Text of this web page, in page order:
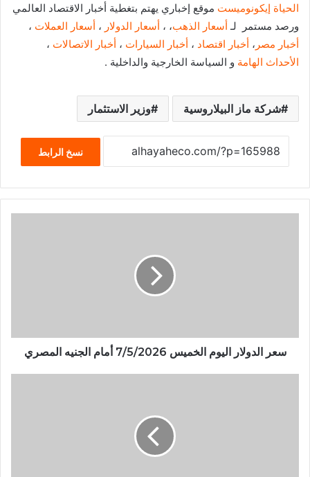
الحياة إيكونوميست موقع إخباري يهتم بتغطية أخبار الاقتصاد العالمي
ورصد مستمر لـأسعار الذهب، ، أسعار الدولار ، أسعار العملات ،
أخبار مصر ، أخبار اقتصاد ، أخبار السيارات ، أخبار الاتصالات ،
الأحداث الهامة و السياسة الخارجية والداخلية .
شركة ماز البيلاروسية وزير الاستثمار
نسخ الرابط
سعر الدولار اليوم الخميس 7/5/2026 أمام الجنيه المصري